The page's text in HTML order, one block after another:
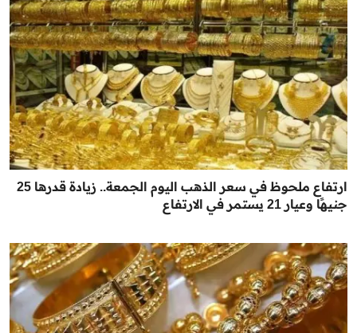
ارتفاع ملحوظ في سعر الذهب اليوم الجمعة.. زيادة قدرها 25
جنيهًا وعيار 21 يستمر في الارتفاع